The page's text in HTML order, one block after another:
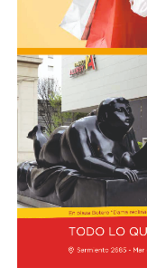
Boca, por su
términos de
genera
continuidad en el
Arruabarrena
clasificación a los
tras vencer 2-0 a
triunfo 1-0 ante
octavos de la Copa
Sin embargo, el
primera fecha del